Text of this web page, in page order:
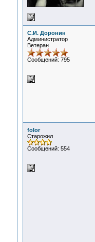
С.И. Доронин
Администратор
Ветеран
Сообщений: 795
folor
Старожил
Сообщений: 554